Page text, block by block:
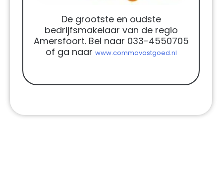
De grootste en oudste
bedrijfsmakelaar van de regio
Amersfoort. Bel naar 033-4550705
of ga naar www.commavastgoed.nl